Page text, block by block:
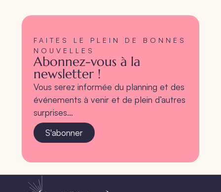
FAITES LE PLEIN DE BONNES
NOUVELLES
Abonnez-vous à la
newsletter !
Vous serez informée du planning et des
événements à venir et de plein d’autres
surprises…
S'abonner